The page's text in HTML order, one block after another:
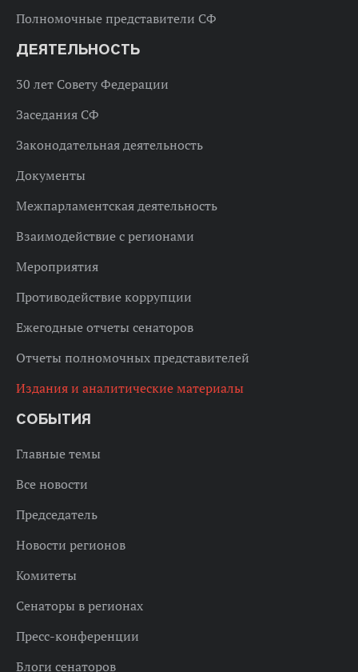
Полномочные представители СФ
ДЕЯТЕЛЬНОСТЬ
30 лет Совету Федерации
Заседания СФ
Законодательная деятельность
Документы
Межпарламентская деятельность
Взаимодействие с регионами
Мероприятия
Противодействие коррупции
Ежегодные отчеты сенаторов
Отчеты полномочных представителей
Издания и аналитические материалы
СОБЫТИЯ
Главные темы
Все новости
Председатель
Новости регионов
Комитеты
Сенаторы в регионах
Пресс-конференции
Блоги сенаторов